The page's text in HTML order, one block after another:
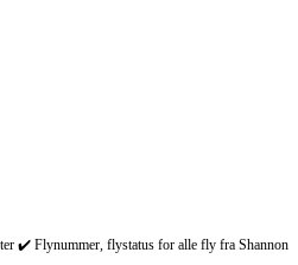
✔️ Flynummer, flystatus for alle fly fra Shannon